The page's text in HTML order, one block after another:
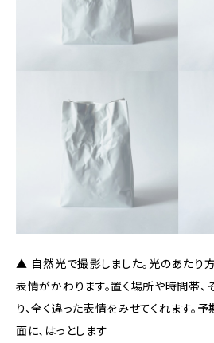
▲ 自然光で撮影しました。光のあたり方
表情がかわります。置く場所や時間帯
り、全く違った表情をみせてくれます。
面に、はっとします